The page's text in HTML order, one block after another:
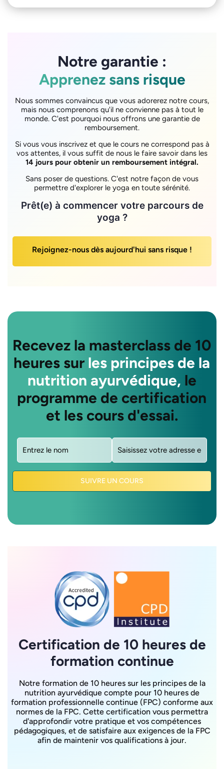
Notre garantie :
Apprenez sans risque
Nous sommes convaincus que vous adorerez notre cours,
mais nous comprenons qu'il ne convienne pas à tout le
monde. C'est pourquoi nous offrons une garantie de
remboursement.
Si vous vous inscrivez et que le cours ne correspond pas à
vos attentes, il vous suffit de nous le faire savoir dans les
14 jours pour obtenir un remboursement intégral.
Sans poser de questions. C'est notre façon de vous
permettre d'explorer le yoga en toute sérénité.
Prêt(e) à commencer votre parcours de
yoga ?
Rejoignez-nous dès aujourd'hui sans risque !
Recevez la masterclass de 10
heures sur les principes de la
nutrition ayurvédique, le
programme de certification
et les cours d'essai.
SUIVRE UN COURS
Certification de 10 heures de
formation continue
Notre formation de 10 heures sur les principes de la
nutrition ayurvédique compte pour 10 heures de
formation professionnelle continue (FPC) conforme aux
normes de la FPC. Cette certification vous permettra
d'approfondir votre pratique et vos compétences
pédagogiques, et de satisfaire aux exigences de la FPC
afin de maintenir vos qualifications à jour.